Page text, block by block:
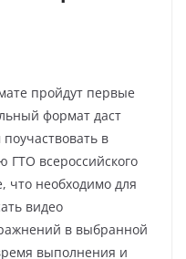
пройдут первые
формат даст
в
ГТО всероссийского
что необходимо для
видео
в выбранной
выполнения и